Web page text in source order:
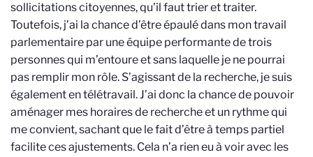
sollicitations citoyennes, qu’il faut trier et traiter.
Toutefois, j’ai la chance d’être épaulé dans mon travail
parlementaire par une équipe performante de trois
personnes qui m’entoure et sans laquelle je ne pourrai
pas remplir mon rôle. S’agissant de la recherche, je suis
également en télétravail. J’ai donc la chance de pouvoir
aménager mes horaires de recherche et un rythme qui
me convient, sachant que le fait d’être à temps partiel
facilite ces ajustements. Cela n’a rien eu à voir avec les